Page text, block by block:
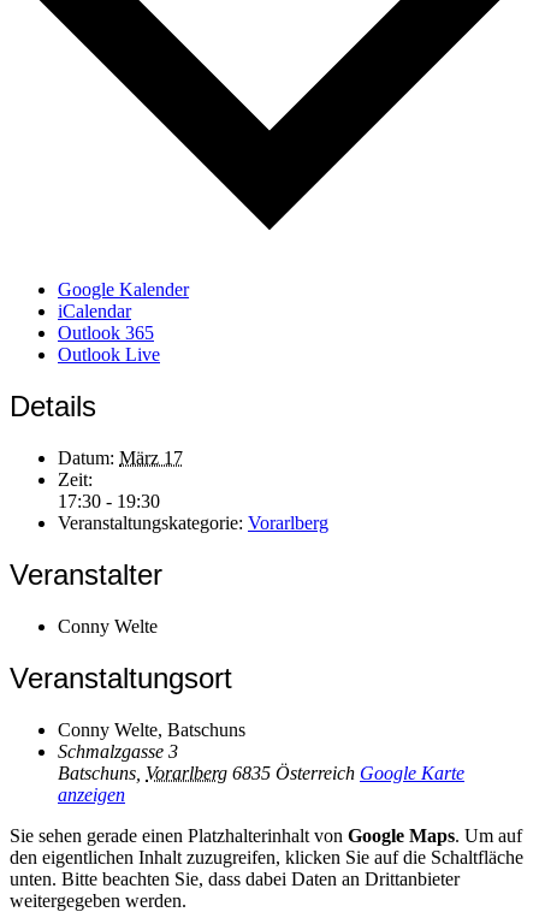
Google Kalender
iCalendar
Outlook 365
Outlook Live
Details
Datum: März 17
Zeit:
17:30 - 19:30
Veranstaltungskategorie: Vorarlberg
Veranstalter
Conny Welte
Veranstaltungsort
Conny Welte, Batschuns
Schmalzgasse 3
Batschuns Vorarlberg 6835 Österreich Google Karte
anzeigen
Sie sehen gerade einen Platzhalterinhalt von Google Maps. Um auf
den eigentlichen Inhalt zuzugreifen, klicken Sie auf die Schaltfläche
unten. Bitte beachten Sie, dass dabei Daten an Drittanbieter
weitergegeben werden.